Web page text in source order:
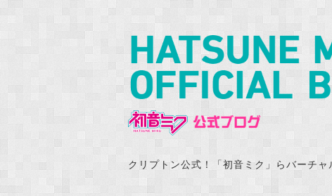
クリプトン公式！「初音ミク」らバーチ